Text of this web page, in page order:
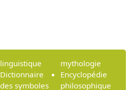
linguistique
Dictionnaire
des symboles
mythologie
Encyclopédie
philosophique